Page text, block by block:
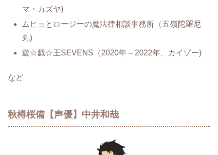
マ・カズヤ)
ムヒョとロージーの魔法律相談事務所（五嶺陀羅尼
丸)
遊☆戯☆王SEVENS（2020年 – 2022年、カイゾー)
など
秋樽桜備【声優】中井和哉